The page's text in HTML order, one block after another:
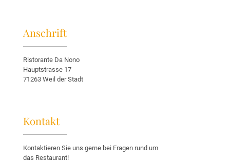
Anschrift
Ristorante Da Nono
Hauptstrasse 17
71263 Weil der Stadt
Kontakt
Kontaktieren Sie uns gerne bei Fragen rund um
das Restaurant!